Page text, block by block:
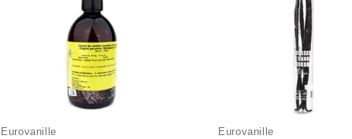
Eurovanille Eurovanille